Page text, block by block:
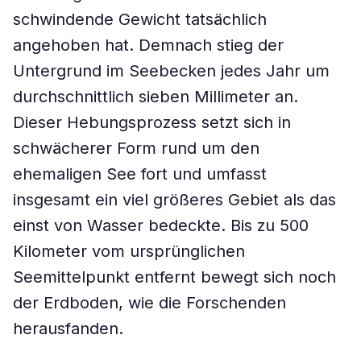
schwindende Gewicht tatsächlich
angehoben hat. Demnach stieg der
Untergrund im Seebecken jedes Jahr um
durchschnittlich sieben Millimeter an.
Dieser Hebungsprozess setzt sich in
schwächerer Form rund um den
ehemaligen See fort und umfasst
insgesamt ein viel größeres Gebiet als das
einst von Wasser bedeckte. Bis zu 500
Kilometer vom ursprünglichen
Seemittelpunkt entfernt bewegt sich noch
der Erdboden, wie die Forschenden
herausfanden.